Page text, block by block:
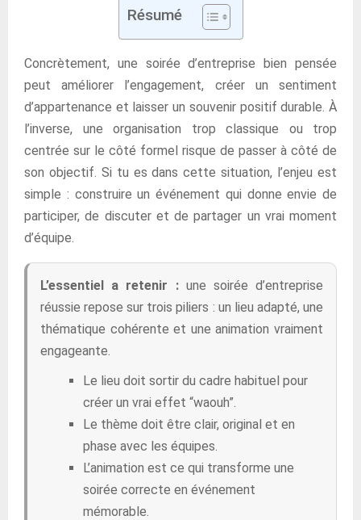
Résumé
Concrètement, une soirée d’entreprise bien pensée
peut améliorer l’engagement, créer un sentiment
d’appartenance et laisser un souvenir positif durable. À
l’inverse, une organisation trop classique ou trop
centrée sur le côté formel risque de passer à côté de
son objectif. Si tu es dans cette situation, l’enjeu est
simple : construire un événement qui donne envie de
participer, de discuter et de partager un vrai moment
d’équipe.
L’essentiel a retenir :une soirée d’entreprise
réussie repose sur trois piliers : un lieu adapté, une
thématique cohérente et une animation vraiment
engageante.
Le lieu doit sortir du cadre habituel pour
créer un vrai effet “waouh”.
Le thème doit être clair, original et en
phase avec les équipes.
L’animation est ce qui transforme une
soirée correcte en événement
mémorable.